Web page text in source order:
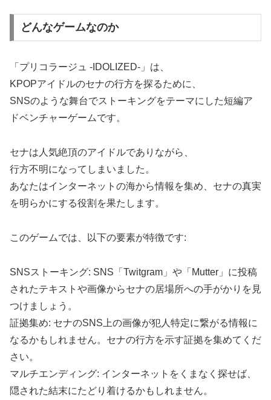
どんなゲームなのか
「プリコラージュ -IDOLIZED-」は、
KPOPアイドルのセナの行方を探るために、
SNSのような舞台でストーキングをテーマにした短編ア
ドベンチャーゲームです。
セナは人気絶頂のアイドルでありながら、
行方不明になってしまいました。
あなたはインターネットの海から情報を集め、セナの真実
を明らかにする役割を果たします。
このゲームでは、以下の要素が特徴です:
SNSストーキング: SNS「Twitgram」や「Mutter」に投稿
されたテキストや画像からセナの居場所への手がかりを見
つけましょう。
証拠集め: セナのSNS上の画像が犯人特定に繋がる情報に
なるかもしれません。セナの行方を示す証拠を集めてくだ
さい。
マルチエンディング: インターネットをくまなく探せば、
隠された結末にたどり着けるかもしれません。